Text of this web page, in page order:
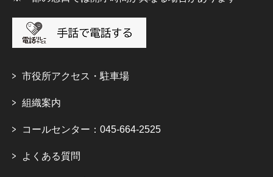
市役所アクセス・駐車場
組織案内
コールセンター：045-664-2525
よくある質問